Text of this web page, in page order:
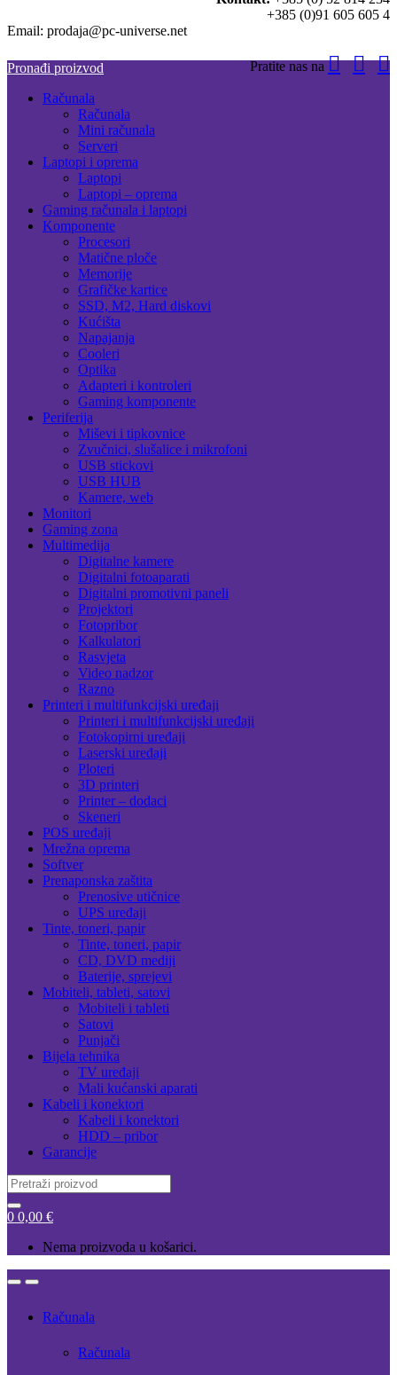
+385 (0)91 605 605 4
Email: prodaja@pc-universe.net
Pratite nas na
Pronađi proizvod
Računala
Računala
Mini računala
Serveri
Laptopi i oprema
Laptopi
Laptopi – oprema
Gaming računala i laptopi
Komponente
Procesori
Matične ploče
Memorije
Grafičke kartice
SSD, M2, Hard diskovi
Kućišta
Napajanja
Cooleri
Optika
Adapteri i kontroleri
Gaming komponente
Periferija
Miševi i tipkovnice
Zvučnici, slušalice i mikrofoni
USB stickovi
USB HUB
Kamere, web
Monitori
Gaming zona
Multimedija
Digitalne kamere
Digitalni fotoaparati
Digitalni promotivni paneli
Projektori
Fotopribor
Kalkulatori
Rasvjeta
Video nadzor
Razno
Printeri i multifunkcijski uređaji
Printeri i multifunkcijski uređaji
Fotokopirni uređaji
Laserski uređaji
Ploteri
3D printeri
Printer – dodaci
Skeneri
POS uređaji
Mrežna oprema
Softver
Prenaponska zaštita
Prenosive utičnice
UPS uređaji
Tinte, toneri, papir
Tinte, toneri, papir
CD, DVD mediji
Baterije, sprejevi
Mobiteli, tableti, satovi
Mobiteli i tableti
Satovi
Punjači
Bijela tehnika
TV uređaji
Mali kućanski aparati
Kabeli i konektori
Kabeli i konektori
HDD – pribor
Garancije
Search for:
0 0,00 €
Nema proizvoda u košarici.
OpenClose
Računala
Računala